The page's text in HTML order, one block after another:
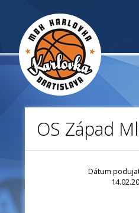
OS Západ
Dátum